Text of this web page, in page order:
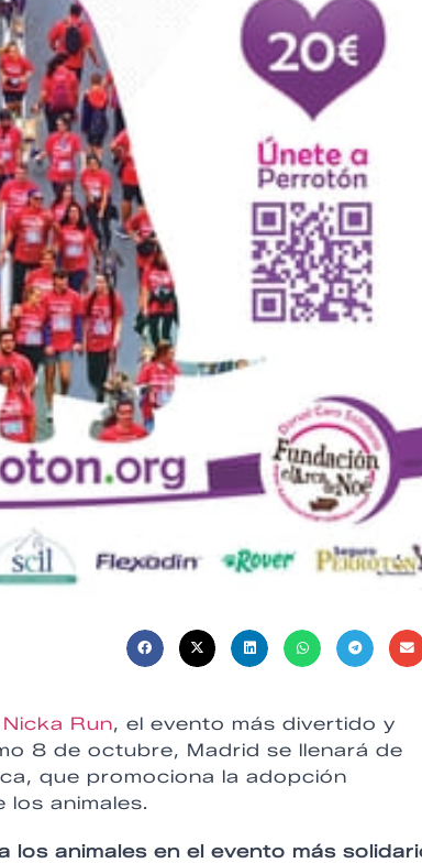
Nicka Run, el evento más divertido y
8 de octubre, Madrid se llenará de
que promociona la adopción
animales.
los animales en el evento más